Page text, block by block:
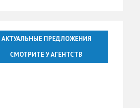
АКТУАЛЬНЫЕ ПРЕДЛОЖЕНИЯ
СМОТРИТЕ У АГЕНТСТВ